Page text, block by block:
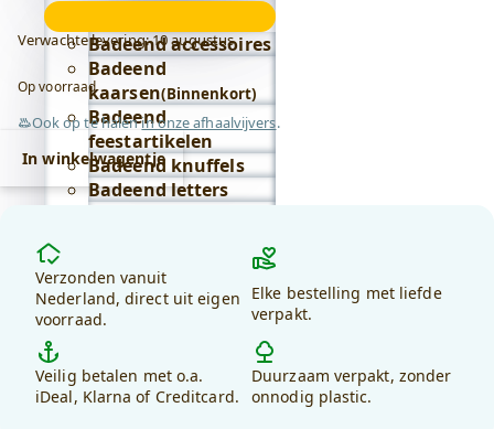
submenu
Badeend accessoires
Badeend
kaarsen(Binnenkort)
Badeend
feestartikelen
Badeend knuffels
Badeend letters
bekijken
Lifestyle
submenu
Badeend badtextiel
submenu
Verwachte levering: 10 augustus
Op voorraad
Ook op te halenin onze afhaalvijvers.
In winkelwagentje
Waarom
kiezen
voor
debadeend.nl?
Verzonden vanuit
Nederland, direct uit eigen
voorraad.
Elke bestelling met liefde
verpakt.
Veilig betalen met o.a.
iDeal, Klarna of Creditcard.
Duurzaam verpakt, zonder
onnodig plastic.